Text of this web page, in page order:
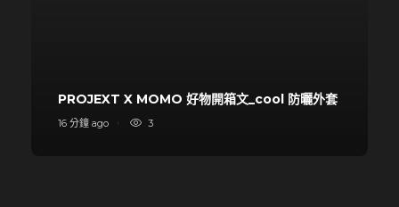
PROJEXT X MOMO 好物開箱文_cool 防曬外套
16 分鐘 ago 3